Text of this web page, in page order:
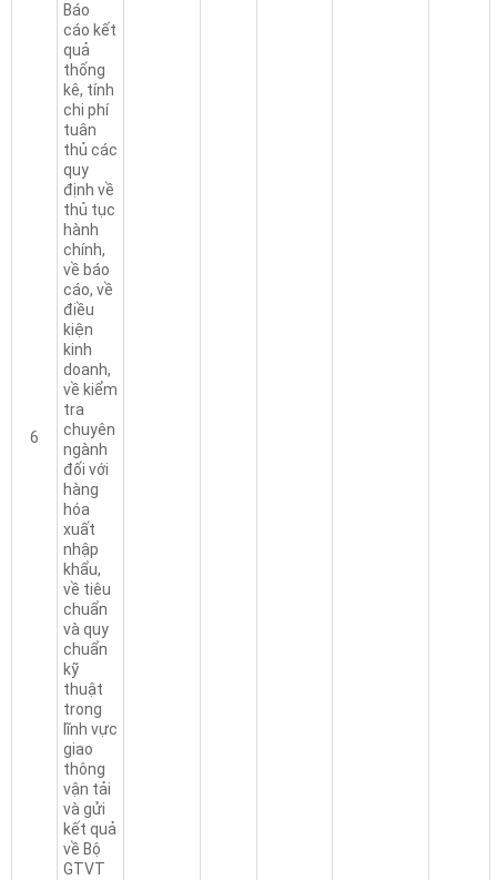
6
Báo
cáo kết
quả
thống
kê, tính
chi phí
tuân
thủ các
quy
định về
thủ tục
hành
chính,
về báo
cáo, về
điều
kiện
kinh
doanh,
về kiểm
tra
chuyên
ngành
đối với
hàng
hóa
xuất
nhập
khẩu,
về tiêu
chuẩn
và quy
chuẩn
kỹ
thuật
trong
lĩnh vực
giao
thông
vận tải
và gửi
kết quả
về Bộ
GTVT